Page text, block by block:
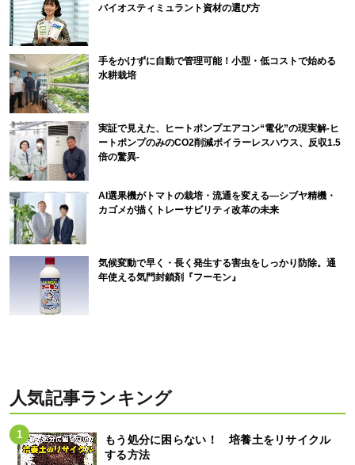
バイオスティミュラント資材の選び方
手をかけずに自動で管理可能！小型・低コストで始める
水耕栽培
実証で見えた、ヒートポンプエアコン“電化”の現実解-ヒ
ートポンプのみのCO2削減ボイラーレスハウス、反収1.5
倍の驚異-
AI選果機がトマトの栽培・流通を変える―シブヤ精機・
カゴメが描くトレーサビリティ改革の未来
気候変動で早く・長く発生する害虫をしっかり防除。通
年使える気門封鎖剤『フーモン』
人気記事ランキング
もう処分に困らない！ 培養土をリサイクル
する方法